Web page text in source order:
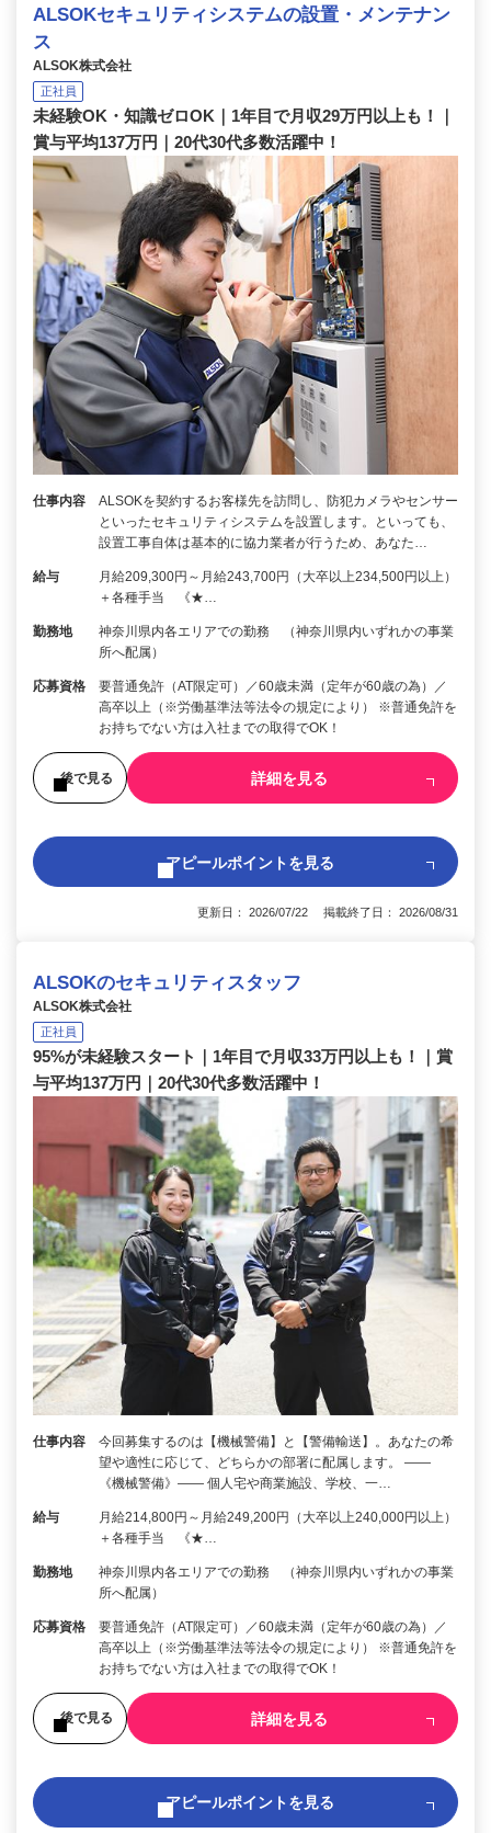
ALSOKセキュリティシステムの設置・メンテナン
ス
ALSOK株式会社
正社員
未経験OK・知識ゼロOK｜1年目で月収29万円以上も！｜
賞与平均137万円｜20代30代多数活躍中！
仕事内容
ALSOKを契約するお客様先を訪問し、防犯カメラやセンサー
といったセキュリティシステムを設置します。といっても、
設置工事自体は基本的に協力業者が行うため、あなた…
給与
月給209,300円～月給243,700円（大卒以上234,500円以上）
＋各種手当 《★…
勤務地
神奈川県内各エリアでの勤務 （神奈川県内いずれかの事業
所へ配属）
応募資格
要普通免許（AT限定可）／60歳未満（定年が60歳の為）／
高卒以上（※労働基準法等法令の規定により） ※普通免許を
お持ちでない方は入社までの取得でOK！
後で見る 詳細を見る
アピールポイントを見る
更新日： 2026/07/22 掲載終了日： 2026/08/31
ALSOKのセキュリティスタッフ
ALSOK株式会社
正社員
95%が未経験スタート｜1年目で月収33万円以上も！｜賞
与平均137万円｜20代30代多数活躍中！
仕事内容
今回募集するのは【機械警備】と【警備輸送】。あなたの希
望や適性に応じて、どちらかの部署に配属します。 ――
《機械警備》―― 個人宅や商業施設、学校、一…
給与
月給214,800円～月給249,200円（大卒以上240,000円以上）
＋各種手当 《★…
勤務地
神奈川県内各エリアでの勤務 （神奈川県内いずれかの事業
所へ配属）
応募資格
要普通免許（AT限定可）／60歳未満（定年が60歳の為）／
高卒以上（※労働基準法等法令の規定により） ※普通免許を
お持ちでない方は入社までの取得でOK！
後で見る 詳細を見る
アピールポイントを見る